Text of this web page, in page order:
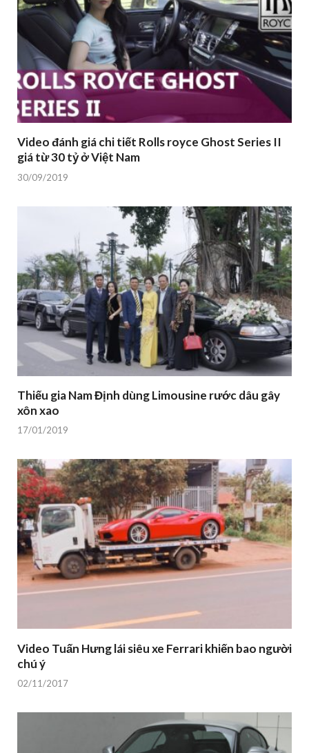
Video đánh giá chi tiết Rolls royce Ghost Series II
giá từ 30 tỷ ở Việt Nam
30/09/2019
Thiếu gia Nam Định dùng Limousine rước dâu gây
xôn xao
17/01/2019
Video Tuấn Hưng lái siêu xe Ferrari khiến bao người
chú ý
02/11/2017